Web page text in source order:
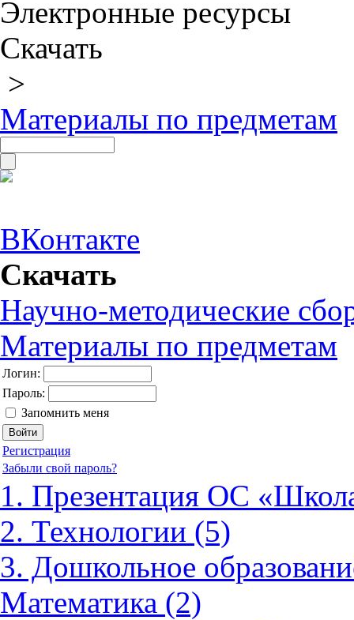
Электронные ресурсы
Скачать
>
Материалы по предметам
ВКонтакте
Скачать
Научно-методические
Материалы по предметам
Логин:
Пароль:
Запомнить меня
Регистрация
Забыли свой пароль?
1. Презентация ОС
2. Технологии (5)
3. Дошкольное
Математика (2)